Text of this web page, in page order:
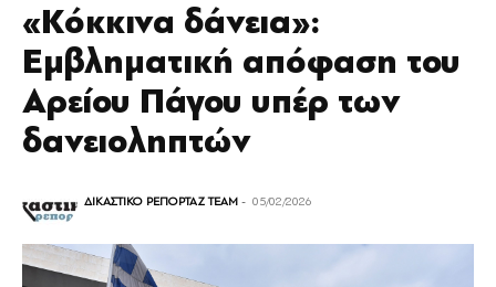
«Κόκκινα δάνεια»:
Εμβληματική απόφαση του
Αρείου Πάγου υπέρ των
δανειοληπτών
ΔΙΚΑΣΤΙΚΟ ΡΕΠΟΡΤΑΖ TEAM - 05/02/2026